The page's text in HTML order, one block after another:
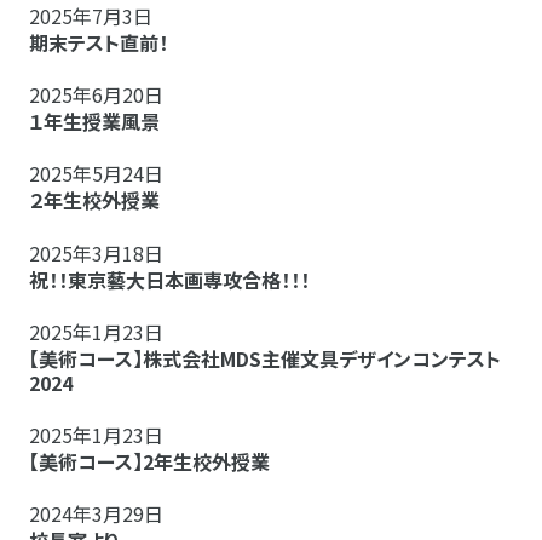
2025年7月3日
期末テスト直前！
2025年6月20日
１年生授業風景
2025年5月24日
２年生校外授業
2025年3月18日
祝！！東京藝大日本画専攻合格！！！
2025年1月23日
【美術コース】株式会社MDS主催文具デザインコンテスト
2024
2025年1月23日
【美術コース】2年生校外授業
2024年3月29日